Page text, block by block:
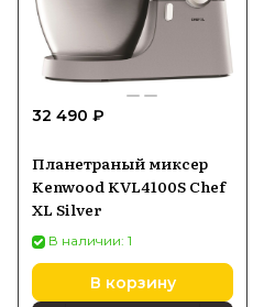
Купить кухонную
можно в Batya Store
доставкой по
32 490 ₽
Планетраный миксер
Kenwood KVL4100S Chef
XL Silver
В наличии: 1
В корзину